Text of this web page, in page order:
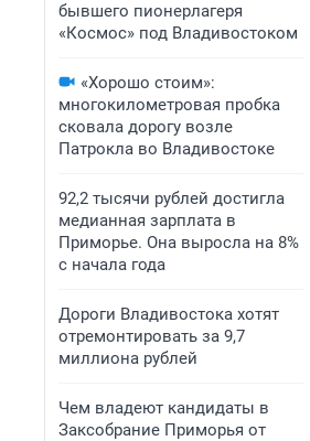
бывшего пионерлагеря
«Космос» под Владивостоком
«Хорошо стоим»:
многокилометровая пробка
сковала дорогу возле
Патрокла во Владивостоке
92,2 тысячи рублей достигла
медианная зарплата в
Приморье. Она выросла на 8%
с начала года
Дороги Владивостока хотят
отремонтировать за 9,7
миллиона рублей
Чем владеют кандидаты в
Заксобрание Приморья от